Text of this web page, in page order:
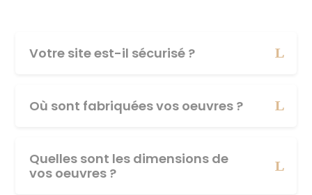
Votre site est-il sécurisé ?
Où sont fabriquées vos oeuvres ?
Quelles sont les dimensions de
vos oeuvres ?